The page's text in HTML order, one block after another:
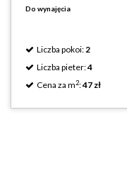
Do wynajęcia
Liczba pokoi:2
Liczba pieter:4
Cena za m2:47 zł